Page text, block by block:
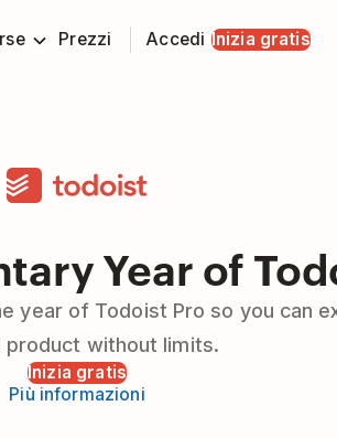
Prezzi Accedi Inizia gratis
Year of
year of Todoist Pro so you can
product without limits.
Inizia gratis
Più informazioni